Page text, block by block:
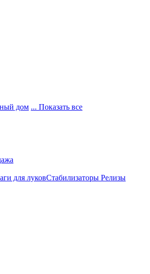
дом ... Показать все
для луковСтабилизаторы Релизы